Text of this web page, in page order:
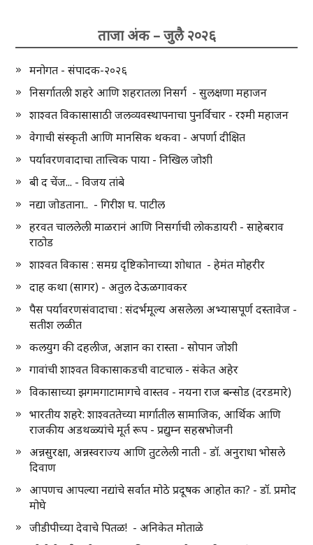
ताजा अंक – जुलै २०२६
मनोगत - संपादक-२०२६
निसर्गातली शहरे आणि शहरातला निसर्ग - सुलक्षणा महाजन
शाश्वत विकासासाठी जलव्यवस्थापनाचा पुनर्विचार - रश्मी महाजन
वेगाची संस्कृती आणि मानसिक थकवा - अपर्णा दीक्षित
पर्यावरणवादाचा तात्त्विक पाया - निखिल जोशी
बी द चेंज... - विजय तांबे
नद्या जोडताना.. - गिरीश घ. पाटील
हरवत चाललेली माळरानं आणि निसर्गाची लोकडायरी - साहेबराव
राठोड
शाश्वत विकास : समग्र दृष्टिकोनाच्या शोधात - हेमंत मोहरीर
दाह कथा (सागर) - अतुल देऊळगावकर
पैस पर्यावरणसंवादाचा : संदर्भमूल्य असलेला अभ्यासपूर्ण दस्तावेज -
सतीश लळीत
कलयुग की दहलीज, अज्ञान का रास्ता - सोपान जोशी
गावांची शाश्वत विकासाकडची वाटचाल - संकेत अहेर
विकासाच्या झगमगाटामागचे वास्तव - नयना राज बन्सोड (दरडमारे)
भारतीय शहरे: शाश्वततेच्या मार्गातील सामाजिक, आर्थिक आणि
राजकीय अडथळ्यांचे मूर्त रूप - प्रद्युम्न सहस्रभोजनी
अन्नसुरक्षा, अन्नस्वराज्य आणि तुटलेली नाती - डॉ. अनुराधा भोसले
दिवाण
आपणच आपल्या नद्यांचे सर्वात मोठे प्रदूषक आहोत का? - डॉ. प्रमोद
मोघे
जीडीपीच्या देवाचे पितळ! - अनिकेत मोताळे